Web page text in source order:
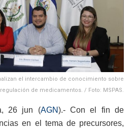
el intercambio de conocimiento sobre
regulación de medicamentos. / Foto: MSPAS.
26 jun (AGN).- Con el fin de
en el tema de precursores,